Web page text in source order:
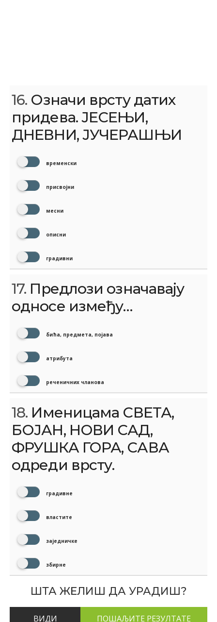
16. Означи врсту датих
придева. ЈЕСЕЊИ,
ДНЕВНИ, ЈУЧЕРАШЊИ
временски
присвојни
месни
описни
градивни
17. Предлози означавају
односе између…
бића, предмета, појава
атрибута
реченичних чланова
18. Именицама СВЕТА,
БОЈАН, НОВИ САД,
ФРУШКА ГОРА, САВА
одреди врсту.
градивне
властите
заједничке
збирне
ШТА ЖЕЛИШ ДА УРАДИШ?
ВИДИ